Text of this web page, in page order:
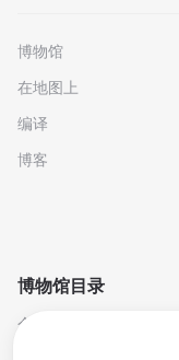
博物馆
在地图上
编译
博客
博物馆目录
个人与纪念博物馆